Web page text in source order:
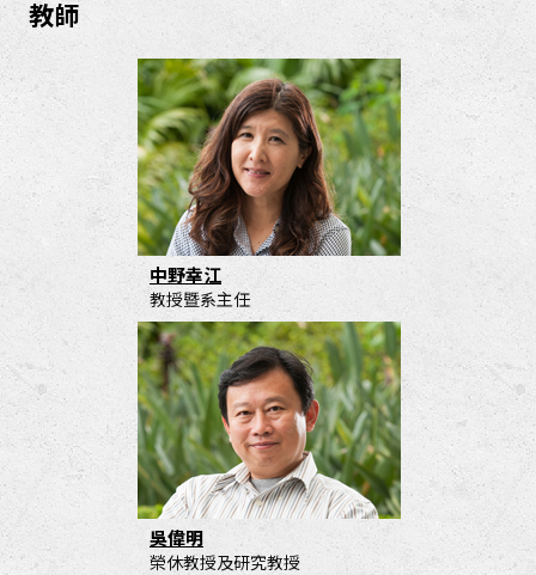
教師
中野幸江
教授暨系主任
吳偉明
榮休教授及研究教授